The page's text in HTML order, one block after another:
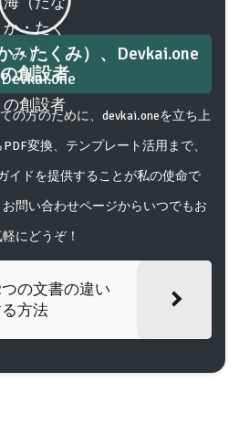
・たくみ）、Devkai.one
の創設者
の方のために、devkai.oneを立ち上
変換、テンプレート活用まで、
イドを提供することが私の使命で
問い合わせページからいつでもお
にどうぞ！
の文書の違い
方法